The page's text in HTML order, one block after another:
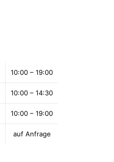
10:00 – 19:00
10:00 – 14:30
10:00 – 19:00
auf Anfrage